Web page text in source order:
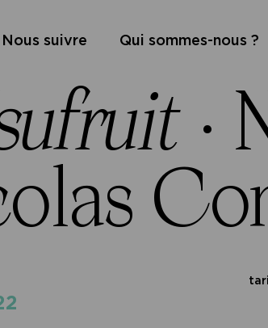
Nous suivre Qui sommes-nous ?
·